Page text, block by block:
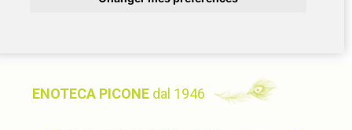
ENOTECA PICONE dal 1946